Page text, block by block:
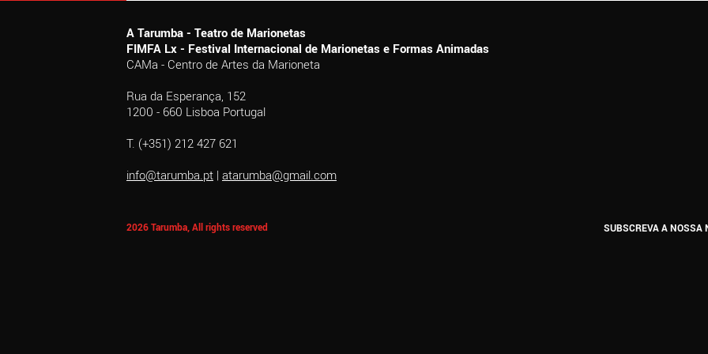
A Tarumba - Teatro de Marionetas
FIMFA Lx - Festival Internacional de Marionetas e Formas Animadas
CAMa - Centro de Artes da Marioneta
Rua da Esperança, 152
1200 - 660 Lisboa Portugal
T. (+351) 212 427 621
info@tarumba.pt | atarumba@gmail.com
2026 Tarumba, All rights reserved SUBSCREVA A NOSSA